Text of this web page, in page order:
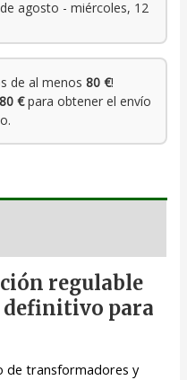
agosto - miércoles, 12
de al menos 80 €!
80 €para obtener el envío
regulable
definitivo para
de transformadores y